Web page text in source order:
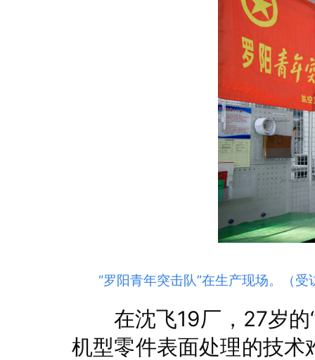
“罗阳青年突击队”在生产现场。（受
在沈飞19厂，27岁
机型零件表面处理的技